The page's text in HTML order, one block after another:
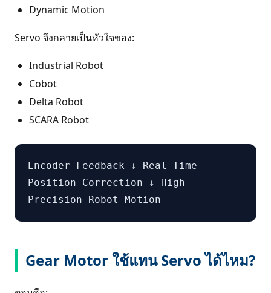
Dynamic Motion
Servo จึงกลายเป็นหัวใจของ:
Industrial Robot
Cobot
Delta Robot
SCARA Robot
Encoder Feedback ↓ Real-Time
Position Correction ↓ High
Precision Robot Motion
Gear Motor ใช้แทน Servo ได้ไหม?